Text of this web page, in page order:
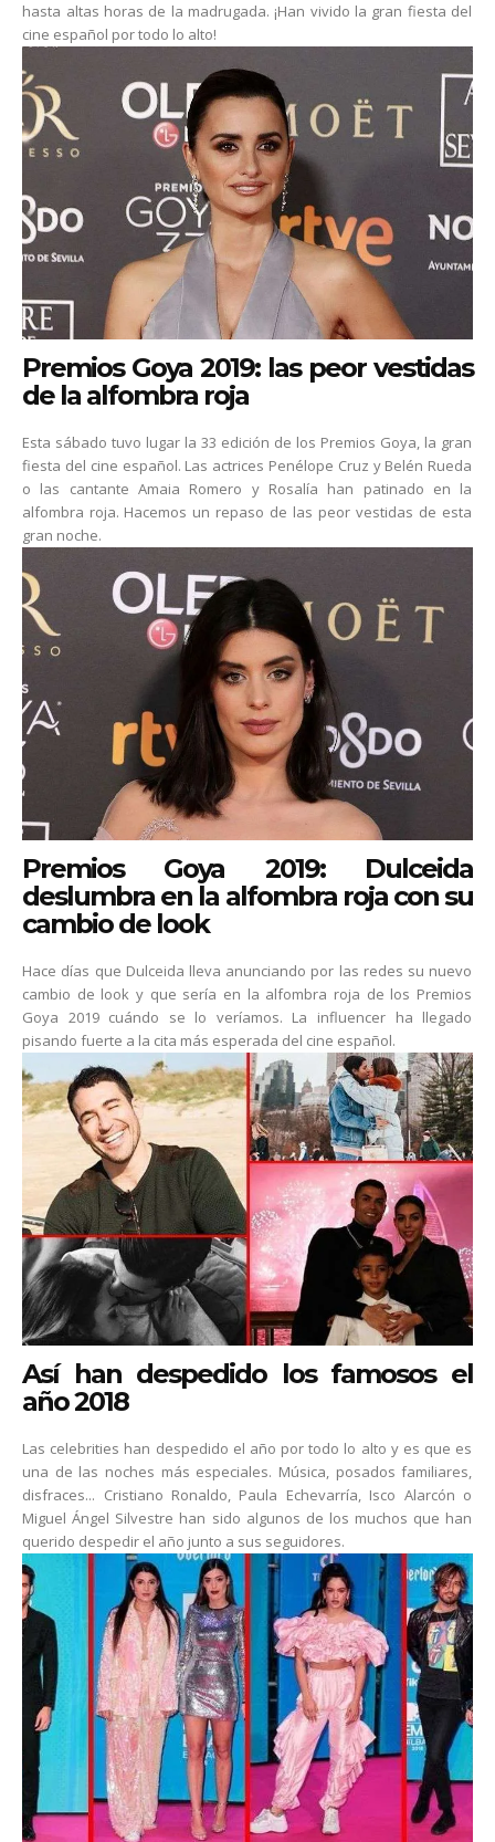
hasta altas horas de la madrugada. ¡Han vivido la gran fiesta del
cine español por todo lo alto!
Premios Goya 2019: las peor vestidas
de la alfombra roja
Esta sábado tuvo lugar la 33 edición de los Premios Goya, la gran
fiesta del cine español. Las actrices Penélope Cruz y Belén Rueda
o las cantante Amaia Romero y Rosalía han patinado en la
alfombra roja. Hacemos un repaso de las peor vestidas de esta
gran noche.
Premios Goya 2019: Dulceida
deslumbra en la alfombra roja con su
cambio de look
Hace días que Dulceida lleva anunciando por las redes su nuevo
cambio de look y que sería en la alfombra roja de los Premios
Goya 2019 cuándo se lo veríamos. La influencer ha llegado
pisando fuerte a la cita más esperada del cine español.
Así han despedido los famosos el
año 2018
Las celebrities han despedido el año por todo lo alto y es que es
una de las noches más especiales. Música, posados familiares,
disfraces... Cristiano Ronaldo, Paula Echevarría, Isco Alarcón o
Miguel Ángel Silvestre han sido algunos de los muchos que han
querido despedir el año junto a sus seguidores.